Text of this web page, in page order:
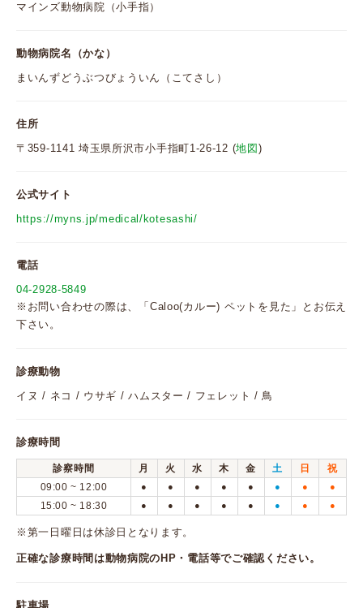
マインズ動物病院（小手指）
動物病院名（かな）
まいんずどうぶつびょういん（こてさし）
住所
〒359-1141 埼玉県所沢市小手指町1-26-12 (地図 )
公式サイト
https://myns.jp/medical/kotesashi/
電話
04-2928-5849
※お問い合わせの際は、「Caloo(カルー) ペットを見た」とお伝え
下さい。
診療動物
イヌ / ネコ / ウサギ / ハムスター / フェレット / 鳥
診療時間
診察時間 月 火 水 木 金 土 日
祝
09:00 ~ 12:00
● ● ● ● ● ● ● ●
15:00 ~ 18:30 ● ● ● ● ● ● ● ●
※第一日曜日は休診日となります。
正確な診療時間は動物病院のHP・電話等でご確認ください。
駐車場